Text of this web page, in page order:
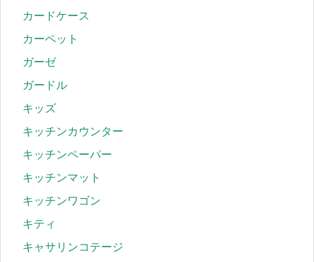
カードケース
カーペット
ガーゼ
ガードル
キッズ
キッチンカウンター
キッチンペーパー
キッチンマット
キッチンワゴン
キティ
キャサリンコテージ